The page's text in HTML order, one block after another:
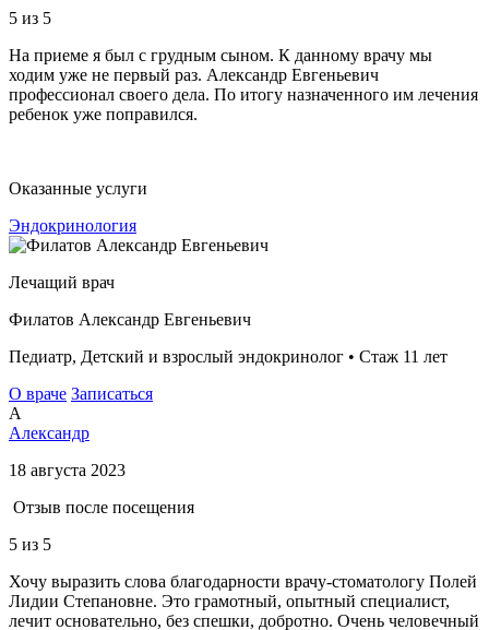
5 из 5
На приеме я был с грудным сыном. К данному врачу мы
ходим уже не первый раз. Александр Евгеньевич
профессионал своего дела. По итогу назначенного им лечения
ребенок уже поправился.
Оказанные услуги
Эндокринология
Лечащий врач
Филатов Александр Евгеньевич
Педиатр, Детский и взрослый эндокринолог • Стаж 11 лет
О враче Записаться
А
Александр
18 августа 2023
Отзыв после посещения
5 из 5
Хочу выразить слова благодарности врачу-стоматологу Полей
Лидии Степановне. Это грамотный, опытный специалист,
лечит основательно, без спешки, добротно. Очень человечный